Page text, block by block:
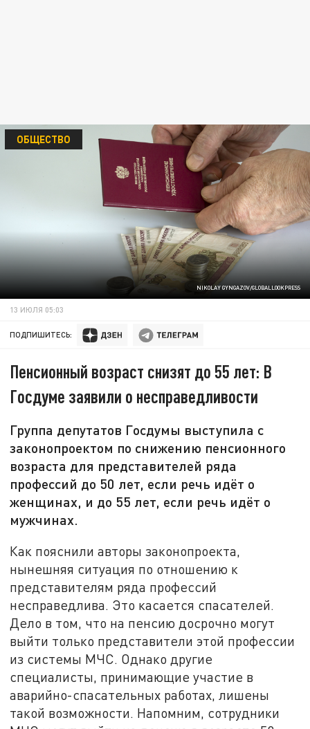
NIKOLAY GYNGAZOV/GLOBALLOOKPRESS
ОБЩЕСТВО
13 ИЮЛЯ 05:03
ПОДПИШИТЕСЬ:
Пенсионный возраст снизят до 55 лет: В
Госдуме заявили о несправедливости
Группа депутатов Госдумы выступила с
законопроектом по снижению пенсионного
возраста для представителей ряда
профессий до 50 лет, если речь идёт о
женщинах, и до 55 лет, если речь идёт о
мужчинах.
Как пояснили авторы законопроекта,
нынешняя ситуация по отношению к
представителям ряда профессий
несправедлива. Это касается спасателей.
Дело в том, что на пенсию досрочно могут
выйти только представители этой профессии
из системы МЧС. Однако другие
специалисты, принимающие участие в
аварийно-спасательных работах, лишены
такой возможности. Напомним, сотрудники